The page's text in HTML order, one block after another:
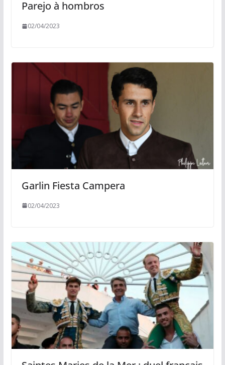
Parejo à hombros
02/04/2023
Garlin Fiesta Campera
02/04/2023